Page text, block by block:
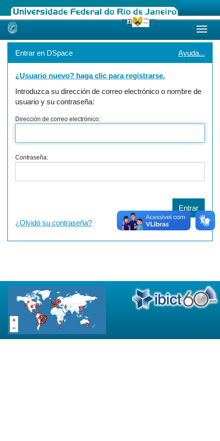
Skip
Entrar en DSpace Ayuda...
¿Usuario nuevo? haga clic para registrarse.
Introduzca su dirección de correo electrónico o nombre de
usuario y su contraseña:
Dirección de correo electrónico:
Contraseña:
¿Olvidó su contraseña?